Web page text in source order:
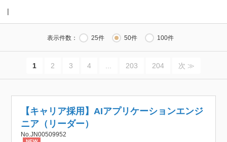
|
表示件数： 25件 50件 100件
1 2 3 4 203 204 次 ≫
【キャリア採用】AIアプリケーションエンジ
ニア（リーダー）
No.JN00509952